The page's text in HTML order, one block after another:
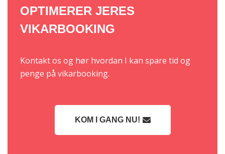
OPTIMERER JERES
VIKARBOOKING
Kontakt os og hør hvordan I kan spare tid og
penge på vikarbooking.
KOM I GANG NU!